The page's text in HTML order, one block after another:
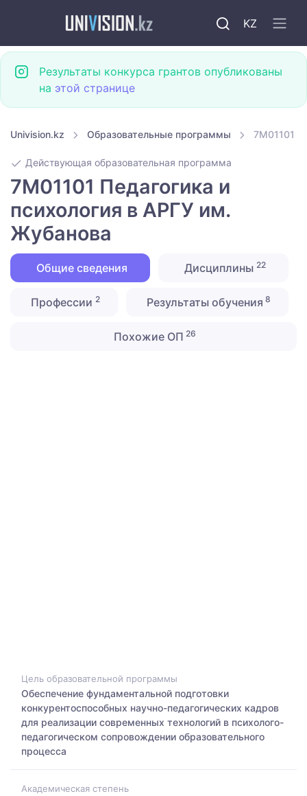
KZ
Результаты конкурса грантов опубликованы
на этой странице
Univision.kz Образовательные программы 7M01101
Действующая образовательная программа
7M01101 Педагогика и
психология в АРГУ им.
Жубанова
Общие сведения Дисциплины 22
Профессии 2 Результаты обучения 8
Похожие ОП 26
Цель образовательной программы
Обеспечение фундаментальной подготовки
конкурентоспособных научно-педагогических кадров
для реализации современных технологий в психолого-
педагогическом сопровождении образовательного
процесса
Академическая степень